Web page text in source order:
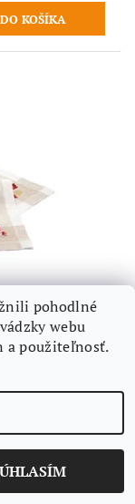
pohodlné
webu
a použiteľnosť.